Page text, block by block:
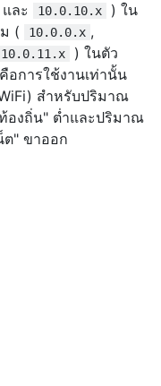
และ 10.0.10.x
) ใน
(
10.0.0.x ,
10.0.11.x
) ในตัว
อการใช้งานเท่านั้น
สำหรับปริมาณ
องถิ่น" ต่ำและปริมาณ
ต" ขาออก